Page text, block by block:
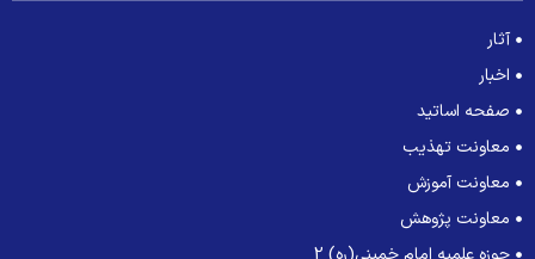
آثار
اخبار
صفحه اساتید
معاونت تهذیب
معاونت آموزش
معاونت پژوهش